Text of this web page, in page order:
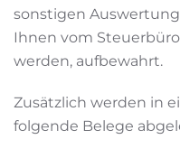
sonstigen
Ihnen vom
werden, aufbewahrt.
Zusätzlich werden in
folgende Belege